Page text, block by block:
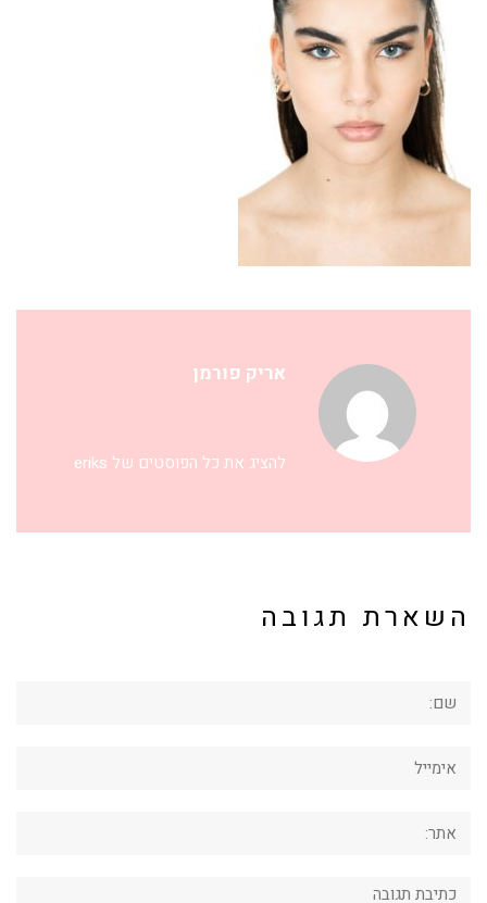
אריק פורמן
להציג את כל הפוסטים של eriks
השארת תגובה